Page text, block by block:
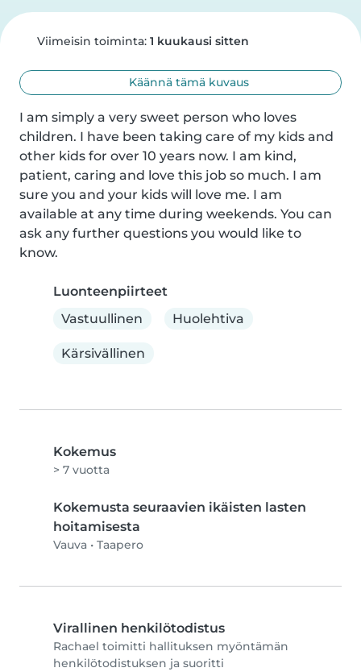
Viimeisin toiminta: 1 kuukausi sitten
Käännä tämä kuvaus
I am simply a very sweet person who loves
children. I have been taking care of my kids and
other kids for over 10 years now. I am kind,
patient, caring and love this job so much. I am
sure you and your kids will love me. I am
available at any time during weekends. You can
ask any further questions you would like to
know.
Luonteenpiirteet
Vastuullinen
Huolehtiva
Kärsivällinen
Kokemus
> 7 vuotta
Kokemusta seuraavien ikäisten lasten
hoitamisesta
Vauva • Taapero
Virallinen henkilötodistus
Rachael toimitti hallituksen myöntämän
henkilötodistuksen ja suoritti